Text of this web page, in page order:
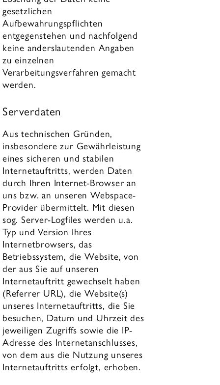
gesetzlichen
Aufbewahrungspflichten
entgegenstehen und nachfolgend
keine anderslautenden Angaben
zu einzelnen
Verarbeitungsverfahren gemacht
werden.
Serverdaten
Aus technischen Gründen,
insbesondere zur Gewährleistung
eines sicheren und stabilen
Internetauftritts, werden Daten
durch Ihren Internet-Browser an
uns bzw. an unseren Webspace-
Provider übermittelt. Mit diesen
sog. Server-Logfiles werden u.a.
Typ und Version Ihres
Internetbrowsers, das
Betriebssystem, die Website, von
der aus Sie auf unseren
Internetauftritt gewechselt haben
(Referrer URL), die Website(s)
unseres Internetauftritts, die Sie
besuchen, Datum und Uhrzeit des
jeweiligen Zugriffs sowie die IP-
Adresse des Internetanschlusses,
von dem aus die Nutzung unseres
Internetauftritts erfolgt, erhoben.